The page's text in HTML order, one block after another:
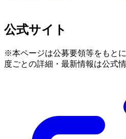
公式サイト
※本ページは公募要領等をもと
度ごとの詳細・最新情報は公式